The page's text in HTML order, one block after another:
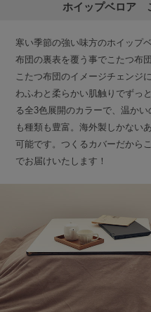
ホイップベロア
寒い季節の強い味方のホイップ
布団の裏表を覆う事でこたつ布
こたつ布団のイメージチェンジ
わふわと柔らかい肌触りでずっ
る全3色展開のカラーで、温か
も種類も豊富。海外製しかない
可能です。つくるカバーだから
でお届けいたします！